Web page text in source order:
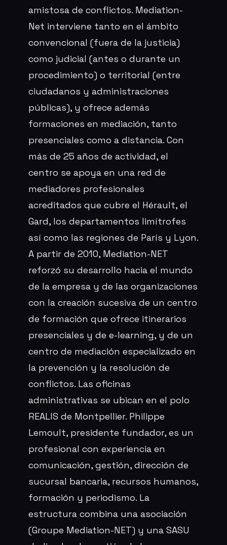
amistosa de conflictos. Mediation-
Net interviene tanto en el ámbito
convencional (fuera de la justicia)
como judicial (antes o durante un
procedimiento) o territorial (entre
ciudadanos y administraciones
públicas), y ofrece además
formaciones en mediación, tanto
presenciales como a distancia. Con
más de 25 años de actividad, el
centro se apoya en una red de
mediadores profesionales
acreditados que cubre el Hérault, el
Gard, los departamentos limítrofes
así como las regiones de París y Lyon.
A partir de 2010, Mediation-NET
reforzó su desarrollo hacia el mundo
de la empresa y de las organizaciones
con la creación sucesiva de un centro
de formación que ofrece itinerarios
presenciales y de e-learning, y de un
centro de mediación especializado en
la prevención y la resolución de
conflictos. Las oficinas
administrativas se ubican en el polo
REALIS de Montpellier. Philippe
Lemoult, presidente fundador, es un
profesional con experiencia en
comunicación, gestión, dirección de
sucursal bancaria, recursos humanos,
formación y periodismo. La
estructura combina una asociación
(Groupe Mediation-NET) y una SASU